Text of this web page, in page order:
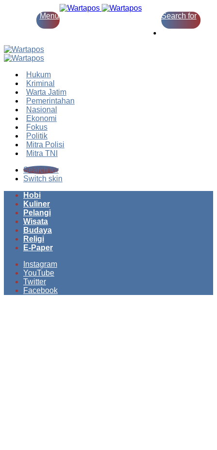
Menu Search for
Hukum
Kriminal
Warta Jatim
Pemerintahan
Nasional
Ekonomi
Fokus
Politik
Mitra Polisi
Mitra TNI
Search for
Switch skin
Hobi
Kuliner
Pelangi
Wisata
Budaya
Religi
E-Paper
Instagram
YouTube
Twitter
Facebook